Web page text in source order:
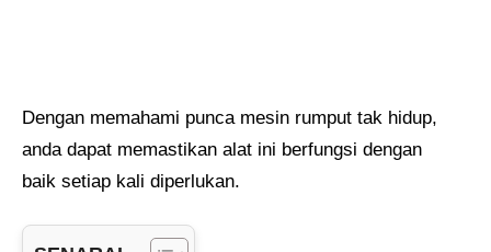
Dengan memahami punca mesin rumput tak hidup,
anda dapat memastikan alat ini berfungsi dengan
baik setiap kali diperlukan.